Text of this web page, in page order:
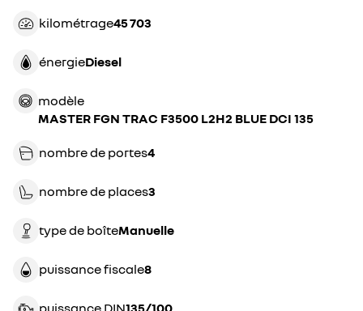
kilométrage 45 703
énergie diesel
modèle
MASTER FGN TRAC F3500 L2H2 BLUE DCI 135
nombre de portes4
nombre de places3
type de boîte manuelle
puissance fiscale8
puissance DIN 135/100